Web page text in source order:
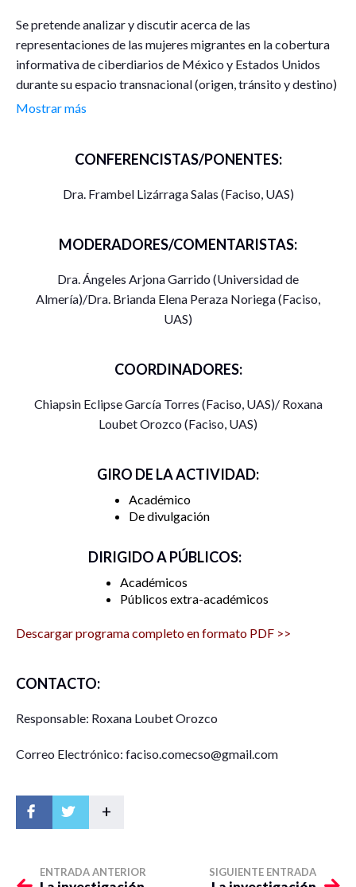
Se pretende analizar y discutir acerca de las
representaciones de las mujeres migrantes en la cobertura
informativa de ciberdiarios de México y Estados Unidos
durante su espacio transnacional (origen, tránsito y destino)
en el contexto de la pandemia del COVID-19.
reproducen los cibermedios de México y Estados Unidos
con las mujeres migrantes de origen mexicano y
https://us06web.zoom.us/j/88634333272?
pwd=UElIRjRXRTFSK0RXSm5pVzBBK2EvZz09
Mostrar más
CONFERENCISTAS/PONENTES:
Dra. Frambel Lizárraga Salas (Faciso, UAS)
MODERADORES/COMENTARISTAS:
Dra. Ángeles Arjona Garrido (Universidad de
Almería)/Dra. Brianda Elena Peraza Noriega (Faciso,
UAS)
COORDINADORES:
Chiapsin Eclipse García Torres (Faciso, UAS)/ Roxana
Loubet Orozco (Faciso, UAS)
GIRO DE LA ACTIVIDAD:
Académico
De divulgación
DIRIGIDO A PÚBLICOS:
Académicos
Públicos extra-académicos
Descargar programa completo en formato PDF >>
CONTACTO:
Responsable: Roxana Loubet Orozco
Correo Electrónico: faciso.comecso@gmail.com
+
ENTRADA ANTERIOR SIGUIENTE ENTRADA